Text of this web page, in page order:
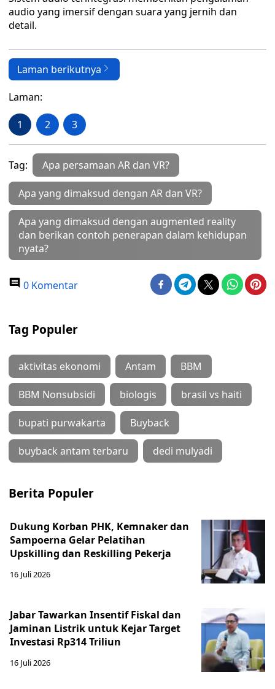
audio yang imersif dengan suara yang jernih dan
detail.
Laman berikutnya
Laman:
1 2 3
Tag: Apa persamaan AR dan VR?
Apa yang dimaksud dengan AR dan VR?
Apa yang dimaksud dengan augmented reality
dan berikan contoh penerapan dalam kehidupan
nyata?
0 Komentar
Tag Populer
aktivitas ekonomi Antam BBM
BBM Nonsubsidi biologis brasil vs haiti
bupati purwakarta Buyback
buyback antam terbaru dedi mulyadi
Berita Populer
Dukung Korban PHK, Kemnaker dan
Sampoerna Gelar Pelatihan
Upskilling dan Reskilling Pekerja
16 Juli 2026
Jabar Tawarkan Insentif Fiskal dan
Jaminan Listrik untuk Kejar Target
Investasi Rp314 Triliun
16 Juli 2026